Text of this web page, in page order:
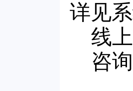
详见
线
咨